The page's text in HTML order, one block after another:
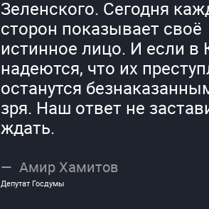
Зеленского. Сегодня
сторон показывает своё
истинное лицо. И если в
надеются, что их
останутся
зря. Наш ответ не
ждать.
Амир Хамитов
Депутат Госдумы